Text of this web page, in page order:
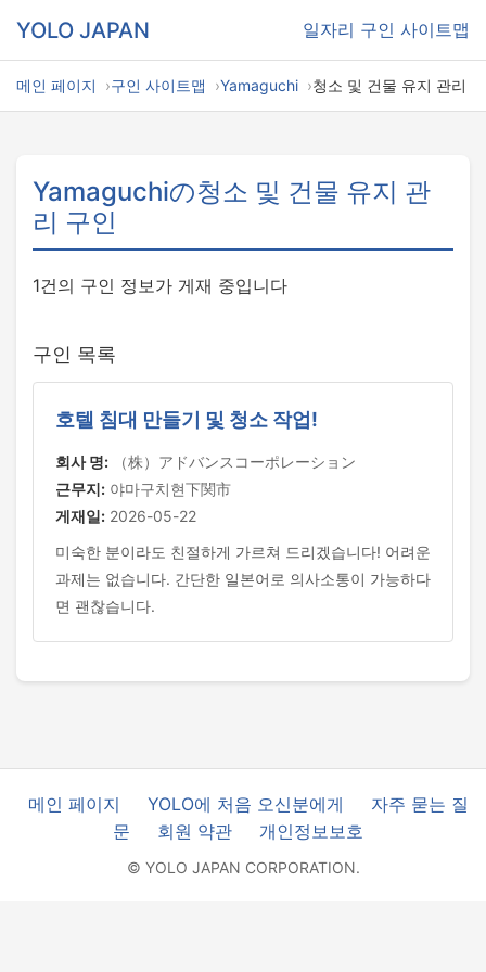
YOLO JAPAN 일자리 구인 사이트맵
메인 페이지 구인 사이트맵 Yamaguchi 청소 및 건물 유지 관리
Yamaguchiの청소 및 건물 유지 관
리 구인
1건의 구인 정보가 게재 중입니다
구인 목록
호텔 침대 만들기 및 청소 작업!
회사 명: （株）アドバンスコーポレーション
근무지: 야마구치현下関市
게재일: 2026-05-22
미숙한 분이라도 친절하게 가르쳐 드리겠습니다! 어려운
과제는 없습니다. 간단한 일본어로 의사소통이 가능하다
면 괜찮습니다.
메인 페이지 YOLO에 처음 오신분에게
자주 묻는 질
문
회원 약관 개인정보보호
© YOLO JAPAN CORPORATION.